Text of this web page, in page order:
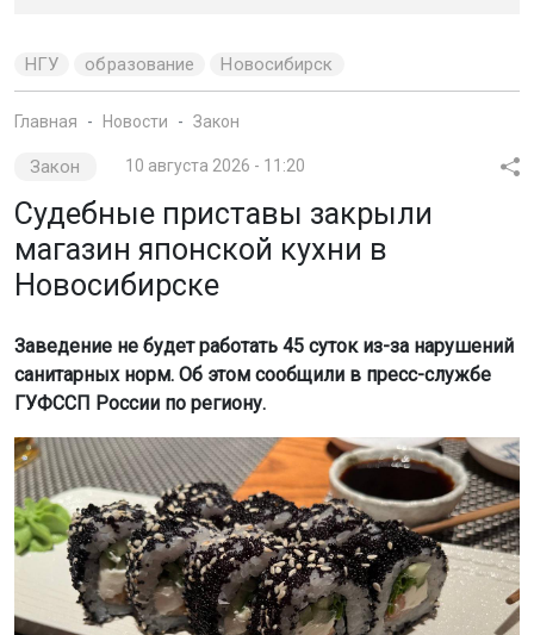
НГУ образование Новосибирск
Главная Новости Закон
Закон 10 августа 2026 - 11:20
Судебные приставы закрыли
магазин японской кухни в
Новосибирске
Заведение не будет работать 45 суток из-за нарушений
санитарных норм. Об этом сообщили в пресс-службе
ГУФССП России по региону.